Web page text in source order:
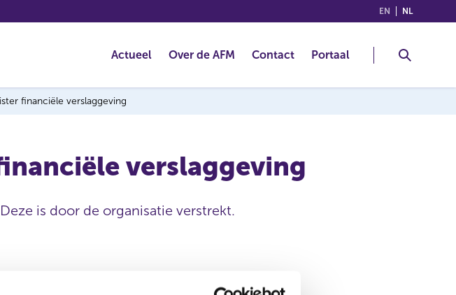
EN (ENGLISH)
NL
Actueel Over de AFM Contact Portaal
financiële verslaggeving
verslaggeving
is door de organisatie verstrekt.
ASM International N.V.